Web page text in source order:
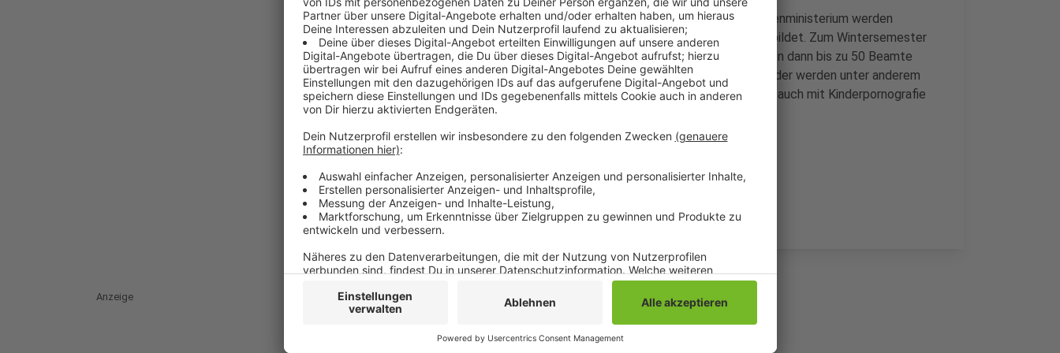
In Kooperation mit der Hochschule Bonn-Rhein-Sieg und dem Innenministerium werden
ausgebildete Polizisten für die Arbeit in der digitalen Welt ausgebildet. Zum Wintersemester
2022 werden zehn Polizisten fortgebildet. Im nächsten Jahr sollen dann bis zu 50 Beamte
berufsbegleitend zu Cyberkriminalisten werden. Ihre Aufgabenfelder werden unter anderem
Internetbetrug, Firmenerpressung und Hacker-Angriffe sein. Aber auch mit Kinderpornografie
im Netz werden sich die Beamten auseinandersetzen müssen.
Anzeige
Anzeige